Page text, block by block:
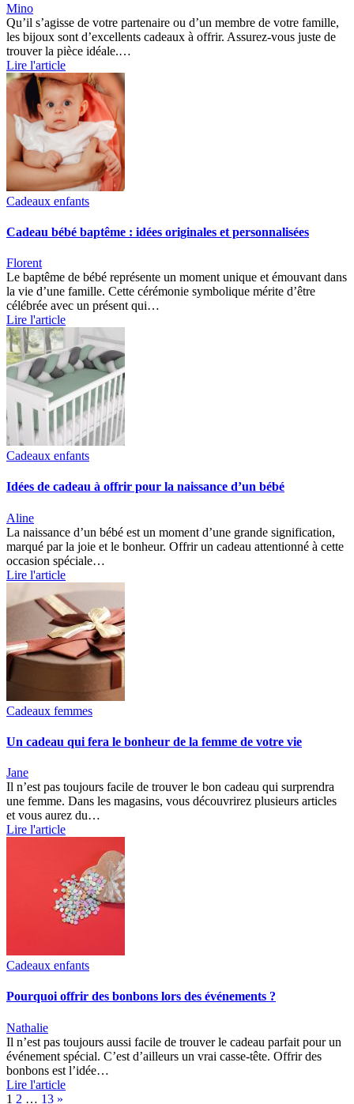
Mino
Qu’il s’agisse de votre partenaire ou d’un membre de votre famille,
les bijoux sont d’excellents cadeaux à offrir. Assurez-vous juste de
trouver la pièce idéale.…
Lire l'article
Cadeaux enfants
Cadeau bébé baptême : idées originales et personnalisées
Florent
Le baptême de bébé représente un moment unique et émouvant dans
la vie d’une famille. Cette cérémonie symbolique mérite d’être
célébrée avec un présent qui…
Lire l'article
Cadeaux enfants
Idées de cadeau à offrir pour la naissance d’un bébé
Aline
La naissance d’un bébé est un moment d’une grande signification,
marqué par la joie et le bonheur. Offrir un cadeau attentionné à cette
occasion spéciale…
Lire l'article
Cadeaux femmes
Un cadeau qui fera le bonheur de la femme de votre vie
Jane
Il n’est pas toujours facile de trouver le bon cadeau qui surprendra
une femme. Dans les magasins, vous découvrirez plusieurs articles
et vous aurez du…
Lire l'article
Cadeaux enfants
Pourquoi offrir des bonbons lors des événements ?
Nathalie
Il n’est pas toujours aussi facile de trouver le cadeau parfait pour un
événement spécial. C’est d’ailleurs un vrai casse-tête. Offrir des
bonbons est l’idée…
Lire l'article
Page:
1 2 … 13 Next
»